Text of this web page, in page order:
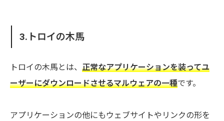
3.トロイの木馬
トロイの木馬とは、 正常なアプリケーションを装ってユ
ーザーにダウンロードさせるマルウェアの一種です。
アプリケーションの他にもウェブサイトやリンクの形を